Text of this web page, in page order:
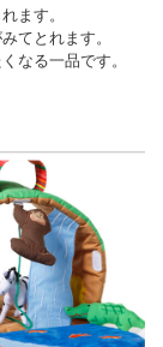
ます。
てとれます。
なる一品です。